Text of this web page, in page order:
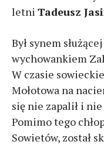
letni Tadeusz
Był synem
wychowankiem
W czasie
Mołotowa na
się nie zapalił i
Pomimo tego
Sowietów, został